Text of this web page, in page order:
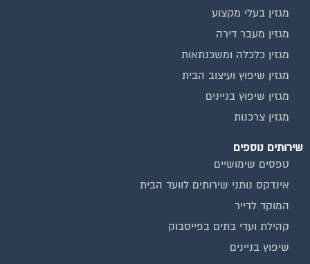
מגזין בעלי מקצוע
מגזין מעבר דירה
מגזין כלכלה ומשכנתאות
מגזין שיפוץ ועיצוב הבית
מגזין שיפוץ בניינים
מגזין צרכנות
שירותים נוספים
טפסים שימושיים
אינדקס נותני שירותים לוועד הבית
המוקד לדייר
קהילת ועדי בתים בפייסבוק
שיפוץ בניינים